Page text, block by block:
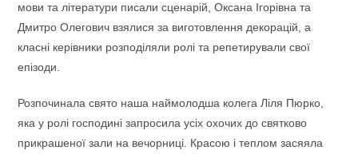
мови та літератури писали сценарій, Оксана Ігорівна та
Дмитро Олегович взялися за виготовлення декорацій, а
класні керівники розподіляли ролі та репетирували свої
епізоди.
Розпочинала свято наша наймолодша колега Ліля Пюрко,
яка у ролі господині запросила усіх охочих до святково
прикрашеної зали на вечорниці. Красою і теплом засяяла